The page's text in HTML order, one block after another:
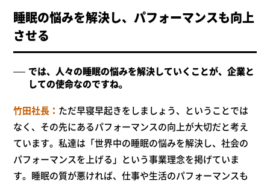
睡眠の悩みを解決し、パフォーマンスも向上
させる
では、人々の睡眠の悩みを解決していくことが、企業と
しての使命なのですね。
竹田社長
ただ早寝早起きをしましょう、ということでは
なく、その先にあるパフォーマンスの向上が大切だと考え
ています。私達は「世界中の睡眠の悩みを解決し、社会の
パフォーマンスを上げる」という事業理念を掲げていま
す。睡眠の質が悪ければ、仕事や生活のパフォーマンスも